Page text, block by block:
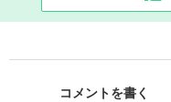
コメントを書く